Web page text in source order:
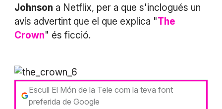
Johnson a Netflix, per a que s'inclogués un
avís advertint que el que explica "The
Crown" és ficció.
Escull El Món de la Tele com la teva font
preferida de Google